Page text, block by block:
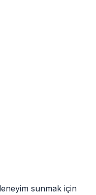
sunmak için